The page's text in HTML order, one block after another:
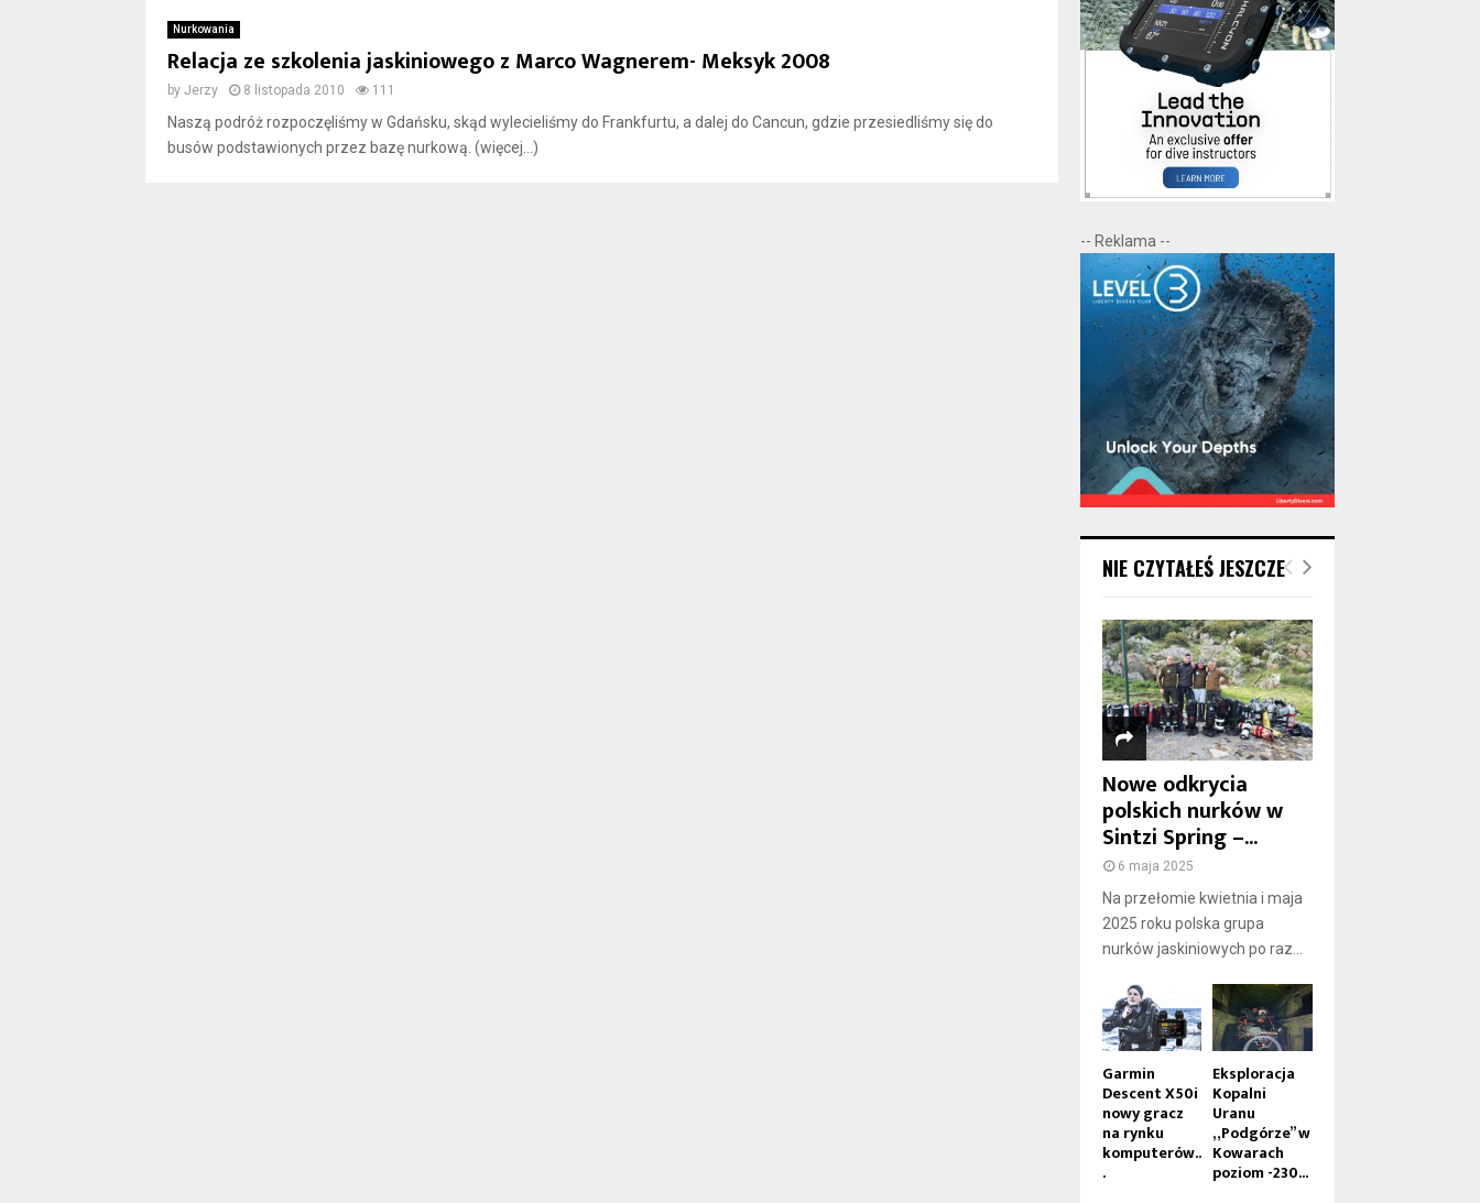
Nurkowania
Relacja ze szkolenia jaskiniowego z Marco Wagnerem- Meksyk 2008
by Jerzy 8 listopada 2010 111
Naszą podróż rozpoczęliśmy w Gdańsku, skąd wylecieliśmy do Frankfurtu, a dalej do Cancun, gdzie przesiedliśmy się do
busów podstawionych przez bazę nurkową. (więcej…)
-- Reklama --
NIE CZYTAŁEŚ JESZCZE
Nowe odkrycia
polskich nurków w
Sintzi Spring –...
6 maja 2025
Na przełomie kwietnia i maja
2025 roku polska grupa
nurków jaskiniowych po raz...
Garmin
Descent X50i
nowy gracz
na rynku
komputerów..
.
Eksploracja
Kopalni
Uranu
„Podgórze” w
Kowarach
poziom -230...